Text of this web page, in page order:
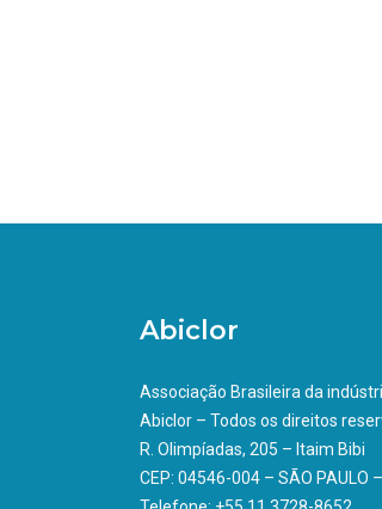
Abiclor
Associação Brasileira da
Abiclor – Todos os direitos
R. Olimpíadas, 205 – Itaim Bibi
CEP: 04546-004 – SÃO PAULO